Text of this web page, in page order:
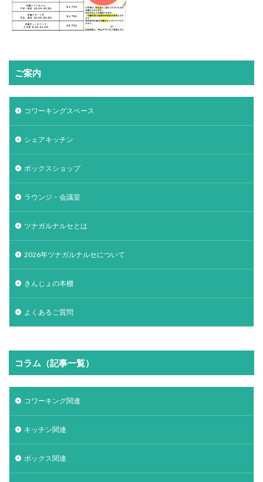
ご案内
コワーキングスペース
シェアキッチン
ボックスショップ
ラウンジ・会議室
ツナガルナルセとは
2026年ツナガルナルセについて
きんじょの本棚
よくあるご質問
コラム（記事一覧）
コワーキング関連
キッチン関連
ボックス関連